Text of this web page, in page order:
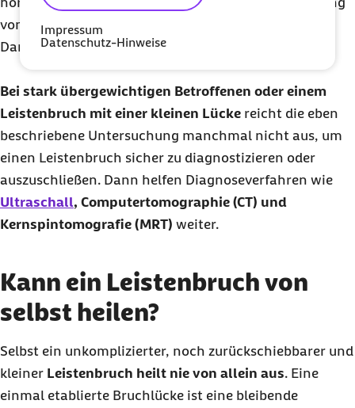
Impressum
Datenschutz-Hinweise
von Eingeweiden und einen potenziell bedrohlichen
Darmverschluss sprechen.
Bei stark übergewichtigen Betroffenen oder einem
Leistenbruch mit einer kleinen Lücke reicht die eben
beschriebene Untersuchung manchmal nicht aus, um
einen Leistenbruch sicher zu diagnostizieren oder
auszuschließen. Dann helfen Diagnoseverfahren wie
Ultraschall, Computertomographie (CT) und
Kernspintomografie (MRT) weiter.
Kann ein Leistenbruch von
selbst heilen?
Selbst ein unkomplizierter, noch zurückschiebbarer und
kleiner Leistenbruch heilt nie von allein aus. Eine
einmal etablierte Bruchlücke ist eine bleibende